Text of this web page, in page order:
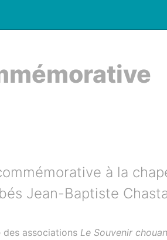
à la
Jean-Baptiste
des associations Le Souvenir chouan